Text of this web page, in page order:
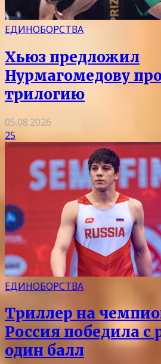
ЕДИНОБОРСТВА
Хьюз предложил
Нурмагомедову
трилогию
05.08.2026
25
ЕДИНОБОРСТВА
Триллер на
Россия победила с
один балл